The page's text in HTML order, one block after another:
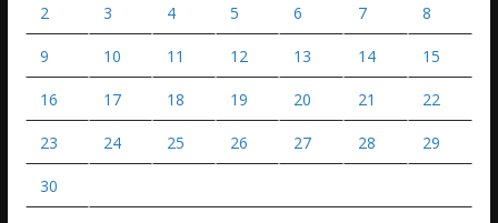
2 3 4 5 6 7 8
9 10 11 12 13 14 15
16 17 18 19 20 21 22
23 24 25 26 27 28 29
30